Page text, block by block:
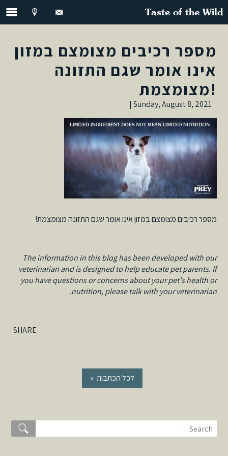
Taste of the Wild
מספר רכיבים מצומצם במזון
אינו אומר שגם התזונה
מצומצמת!
Sunday, August 8, 2021 |
מספר רכיבים מצומצם במזון אינו אומר שגם התזונה מצומצמת!
The information in this blog has been developed with our
veterinarian and is designed to help educate pet parents. If
you have questions or concerns about your pet's health or
nutrition, please talk with your veterinarian.
SHARE
« לכל הכתבות